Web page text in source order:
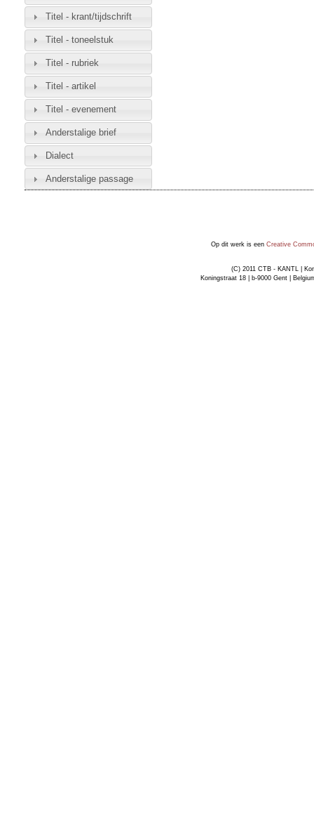
Titel - krant/tijdschrift
Titel - toneelstuk
Titel - rubriek
Titel - artikel
Titel - evenement
Anderstalige brief
Dialect
Anderstalige passage
Op dit werk is een Creative
(C) 2011 CTB - KANTL |
Koningstraat 18 | b-9000 Gent |